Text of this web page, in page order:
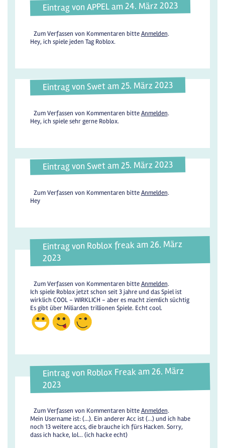
Eintrag von APPEL am 24. März 2023
Zum Verfassen von Kommentaren bitteAnmelden.
Hey, ich spiele jeden Tag Roblox.
Eintrag von Swet am 25. März 2023
Zum Verfassen von Kommentaren bitteAnmelden.
Hey, ich spiele sehr gerne Roblox.
Eintrag von Swet am 25. März 2023
Zum Verfassen von Kommentaren bitteAnmelden.
Hey
Eintrag von Roblox freak am 26. März
2023
Zum Verfassen von Kommentaren bitteAnmelden.
Ich spiele Roblox jetzt schon seit 3 jahre und das Spiel ist
wirklich COOL - WIRKLICH - aber es macht ziemlich süchtig
Es gibt über Miliarden trillionen Spiele. Echt cool.
Eintrag von Roblox Freak am 26. März
2023
Zum Verfassen von Kommentaren bitteAnmelden.
Mein Username ist: (...). Ein anderer Acc ist (...) und ich habe
noch 13 weitere accs, die brauche ich fürs Hacken. Sorry,
dass ich hacke, lol... (ich hacke echt)